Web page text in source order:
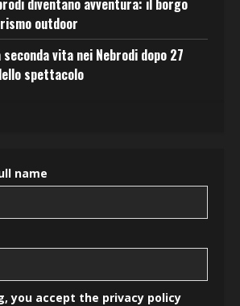
diventano avventura: il borgo
outdoor
vita nei Nebrodi dopo 27
spettacolo
name
you accept the privacy policy